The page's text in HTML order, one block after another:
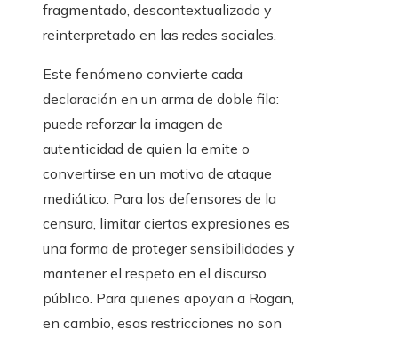
fragmentado, descontextualizado y
reinterpretado en las redes sociales.
Este fenómeno convierte cada
declaración en un arma de doble filo:
puede reforzar la imagen de
autenticidad de quien la emite o
convertirse en un motivo de ataque
mediático. Para los defensores de la
censura, limitar ciertas expresiones es
una forma de proteger sensibilidades y
mantener el respeto en el discurso
público. Para quienes apoyan a Rogan,
en cambio, esas restricciones no son